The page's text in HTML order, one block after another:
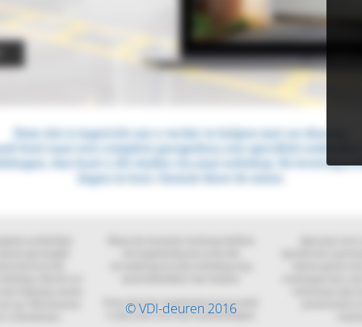
© VDI-deuren 2016